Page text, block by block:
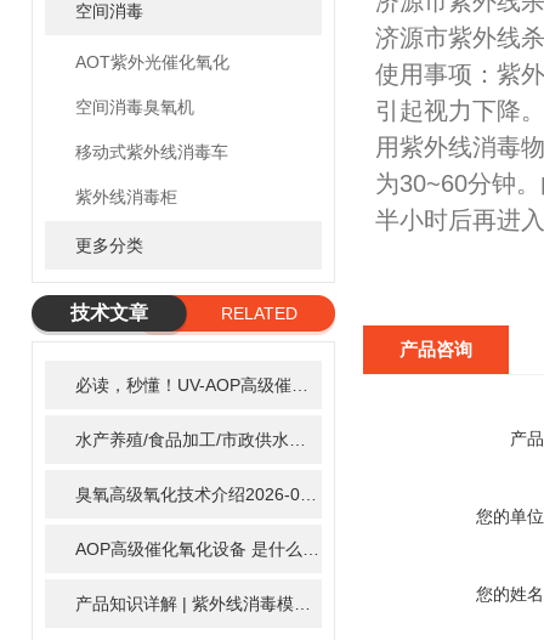
空间消毒
AOT紫外光催化氧化
空间消毒臭氧机
移动式紫外线消毒车
紫外线消毒柜
更多分类
技术文章
RELATED
臭氧高级氧化技术介绍2026-02-27
济源市紫外线
使用事项：紫
引起视力下降
用紫外线消毒
为30~60分钟
半小时后再进
产品咨询
产
您的单
您的姓